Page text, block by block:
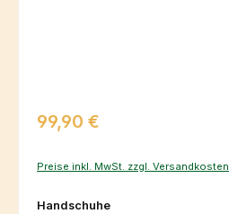
Regulärer Preis:
99,90 €
Preise inkl. MwSt. zzgl. Versandkosten
Handschuheauswählen